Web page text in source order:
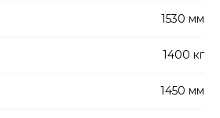
1530 мм
1400 кг
1450 мм